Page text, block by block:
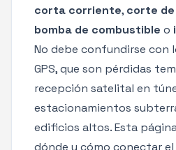
corta corriente, corte
bomba de combustible o
No debe confundirse con
GPS, que son pérdidas
recepción satelital en
estacionamientos
edificios altos. Esta
dónde y cómo conectar